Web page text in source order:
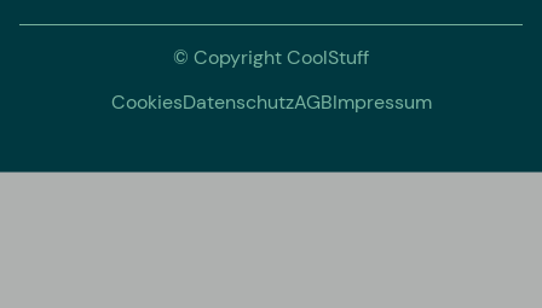
© Copyright CoolStuff
CookiesDatenschutzAGBImpressum